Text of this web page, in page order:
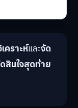
คราะห์และจัด
สินใจสุดท้าย